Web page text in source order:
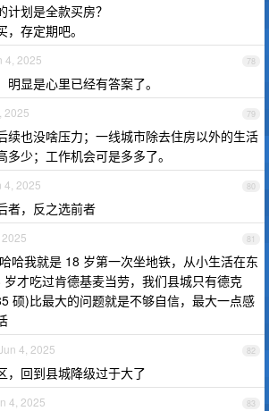
划是全款买房？
存定期吧。
78
4, 2025
显是心里已经有答案了。
79
2025
续也没啥压力；一线城市除去住房以外的生活
多少；工作机会可是多多了。
80
4, 2025
者，反之选前者
81
哈哈我就是 18 岁第一次坐地铁，从小生活在东
才吃过肯德基麦当劳，我们县城只有德克
硕)比最大的问题就是不够自信，最大一点感
82
4, 2025
，回到县城降级过于大了
83
4, 2025